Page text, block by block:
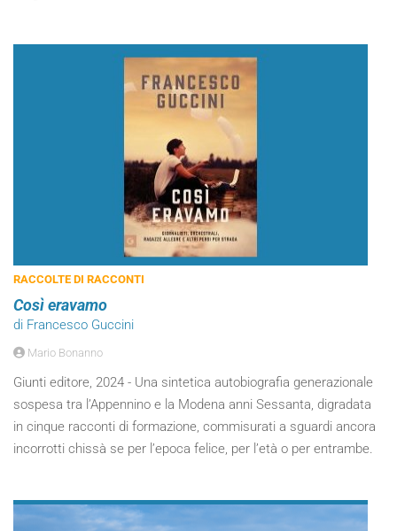
RACCOLTE DI RACCONTI
Così eravamo
di Francesco Guccini
Mario Bonanno
Giunti editore, 2024 - Una sintetica autobiografia generazionale
sospesa tra l’Appennino e la Modena anni Sessanta, digradata
in cinque racconti di formazione, commisurati a sguardi ancora
incorrotti chissà se per l’epoca felice, per l’età o per entrambe.